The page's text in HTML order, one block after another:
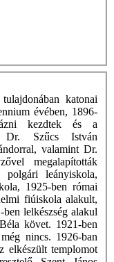
katonai
évében, 1896-
kezdtek és a
Dr. Szűcs István
valamint Dr.
megalapították
polgári leányiskola,
1925-ben római
fiúiskola alakult,
lelkészség alakul
követ. 1921-ben
nincs. 1926-ban
elkészült templomot